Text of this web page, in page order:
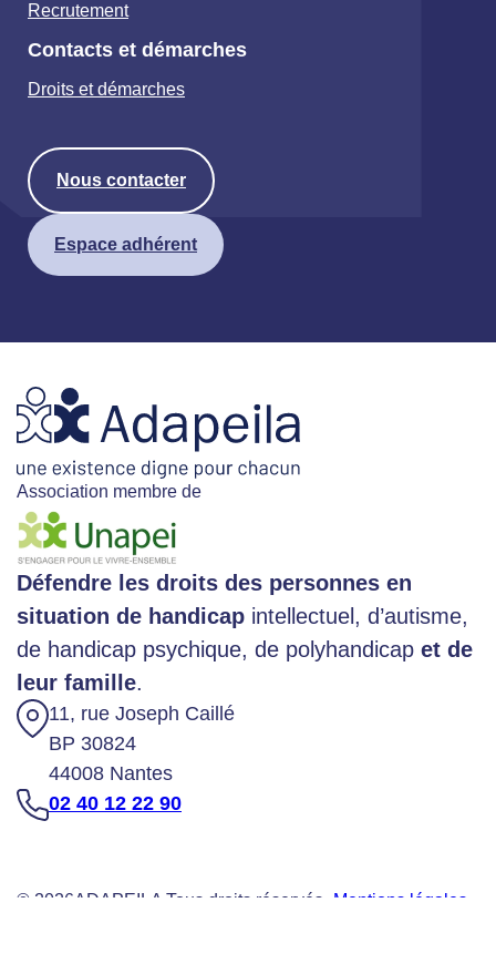
Recrutement
Contacts et démarches
Droits et démarches
Nous contacter
Espace adhérent
Association membre de
Défendre les droits des personnes en
situation de handicap intellectuel, d’autisme,
de handicap psychique, de polyhandicap et de
leur famille.
11, rue Joseph Caillé
BP 30824
44008 Nantes
02 40 12 22 90
© 2026 ADAPEILA Tous droits réservés - Mentions légales